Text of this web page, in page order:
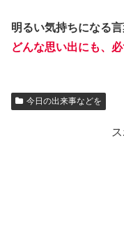
明るい気持ちになる
どんな思い出にも、
今日の出来事などを